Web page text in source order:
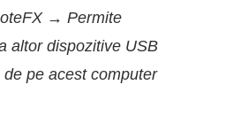
→ Permite
altor dispozitive USB
pe acest computer